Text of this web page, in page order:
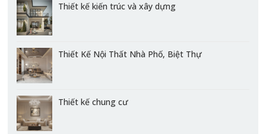
Thiết kế kiến trúc và xây dựng
Thiết Kế Nội Thất Nhà Phố, Biệt Thự
Thiết kế chung cư